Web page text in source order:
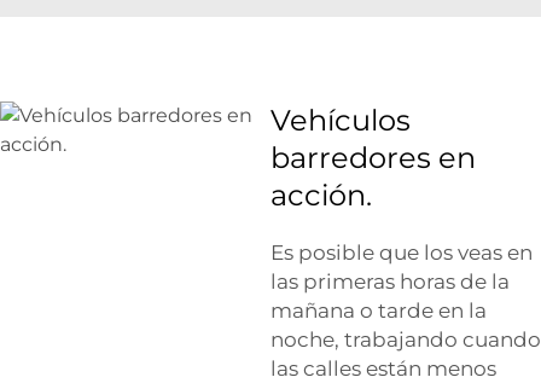
Vehículos
barredores en
acción.
Es posible que los veas en
las primeras horas de la
mañana o tarde en la
noche, trabajando cuando
las calles están menos